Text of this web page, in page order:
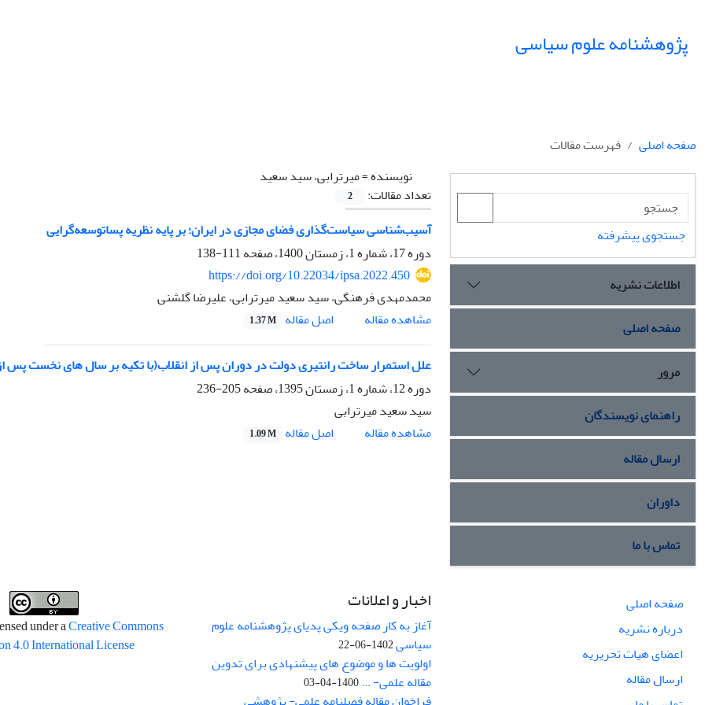
پژوهشنامه علوم سیاسی
صفحه اصلی
فهرست مقالات
نویسنده =میرترابی، سید سعید
تعداد مقالات:
2
آسیب‌شناسی سیاست‌گذاری فضای مجازی در ایران؛ بر پایه نظریه پسا‌توسعه‌گرایی
دوره 17، شماره 1، زمستان 1400، صفحه
111-138
https://doi.org/10.22034/ipsa.2022.450
محمدمهدی فرهنگی، سید سعید میرترابی، علیرضا گلشنی
مشاهده مقاله
اصل مقاله 1.37 M
علل استمرار ساخت رانتیری دولت در دوران پس از انقلاب(با تکیه بر سال های نخست پس
دوره 12، شماره 1، زمستان 1395، صفحه
205-236
سید سعید میرترابی
مشاهده مقاله
اصل مقاله 1.09 M
جستجوی پیشرفته
اطلاعات نشریه
صفحه اصلی
مرور
راهنمای نویسندگان
ارسال مقاله
داوران
تماس با ما
صفحه اصلی
درباره نشریه
اعضای هیات تحریریه
ارسال مقاله
اخبار و اعلانات
آغاز به کار صفحه ویکی پدیای پژوهشنامه علوم
سیاسی1402-06-22
اولویت ها و موضوع های پیشنهادی برای تدوین
مقاله علمی- ...1400-04-03
under aCreative Commons
4.0 International License